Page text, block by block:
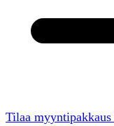
Tilaa myyntipakkaus